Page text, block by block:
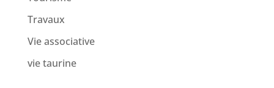
Travaux
Vie associative
vie taurine